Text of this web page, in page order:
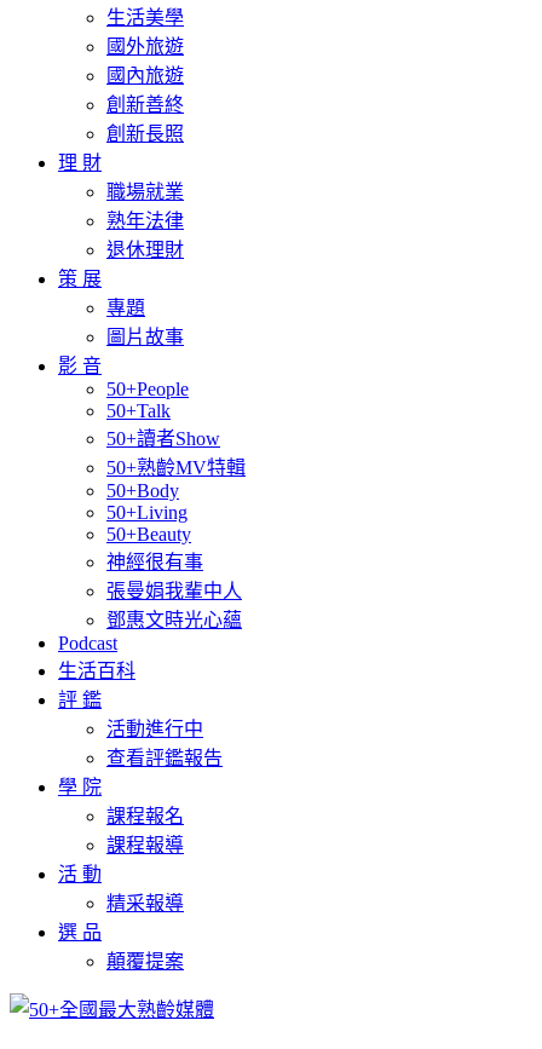
生活美學
國外旅遊
國內旅遊
創新善終
創新長照
理 財
職場就業
熟年法律
退休理財
策 展
專題
圖片故事
影 音
50+People
50+Talk
50+讀者Show
50+熟齡MV特輯
50+Body
50+Living
50+Beauty
神經很有事
張曼娟我輩中人
鄧惠文時光心蘊
Podcast
生活百科
評 鑑
活動進行中
查看評鑑報告
學 院
課程報名
課程報導
活 動
精采報導
選 品
顛覆提案